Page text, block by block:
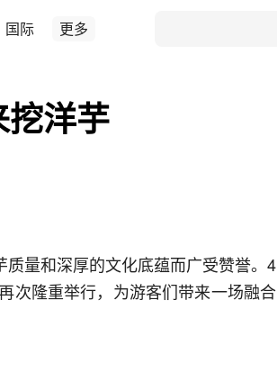
国际 更多
洋芋
量和深厚的文化底蕴而广受赞誉。4
次隆重举行，为游客们带来一场融合